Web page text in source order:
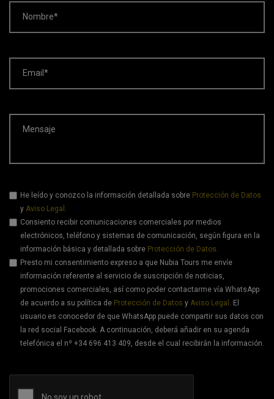
Nombre*
Email*
Mensaje
He leído y conozco la información detallada sobre Protección de Datos
y Aviso Legal .
Consiento recibir comunicaciones comerciales por medios
electrónicos, teléfono y sistemas de comunicación, según figura en la
información básica y detallada sobre Protección de Datos.
Presto mi consentimiento expreso a que Nubia Tours me envíe
información referente al servicio de suscripción de noticias,
promociones comerciales, así como poder contactarme vía WhatsApp
de acuerdo a su política de Protección de Datos y Aviso Legal . El
usuario es conocedor de que WhatsApp puede compartir sus datos con
la red social Facebook. A continuación, deberá añadir en su agenda
telefónica el nº +34 696 413 409, desde el cual recibirán la información.